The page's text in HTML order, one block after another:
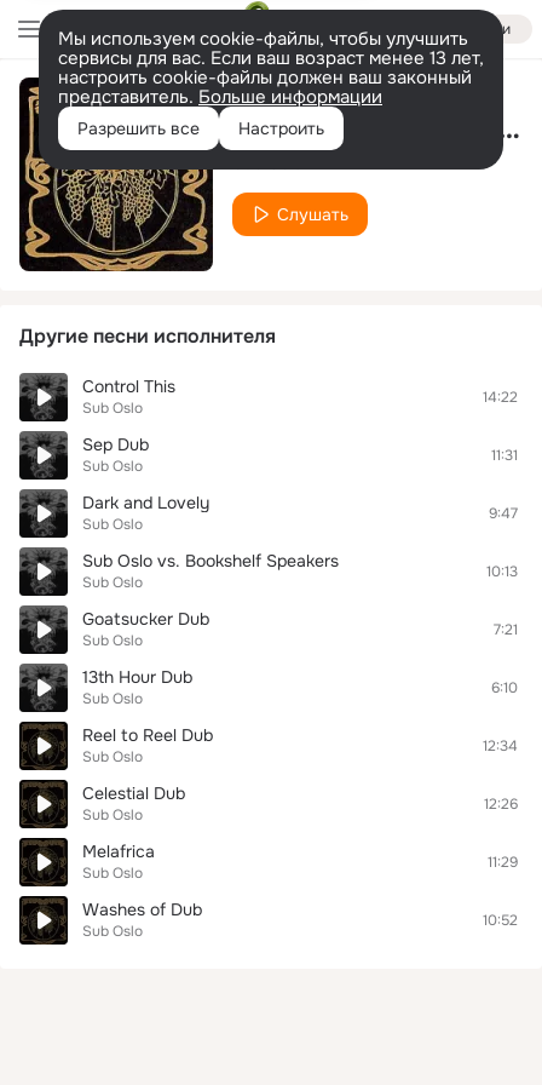
Войти
Мы используем cookie-файлы, чтобы улучшить
сервисы для вас. Если ваш возраст менее 13 лет,
настроить cookie-файлы должен ваш законный
представитель. Больше информации
Разрешить все Настроить Stratospheric Penetration
Слушать
Другие песни исполнителя
Control This
Sub Oslo
14:22
Sep Dub
Sub Oslo
11:31
Dark and Lovely
Sub Oslo
9:47
Sub Oslo vs. Bookshelf Speakers
Sub Oslo
10:13
Goatsucker Dub
Sub Oslo
7:21
13th Hour Dub
Sub Oslo
6:10
Reel to Reel Dub
Sub Oslo
12:34
Celestial Dub
Sub Oslo
12:26
Melafrica
Sub Oslo
11:29
Washes of Dub
Sub Oslo
10:52